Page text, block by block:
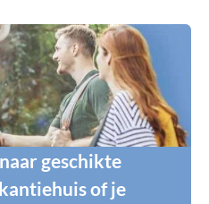
geschikte
of je